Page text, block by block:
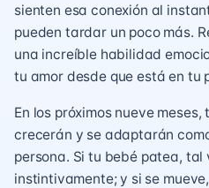
sienten esa conexión al
pueden tardar un poco más.
una increíble habilidad
tu amor desde que está en tu
En los próximos nueve
crecerán y se adaptarán
persona. Si tu bebé patea,
instintivamente; y si se